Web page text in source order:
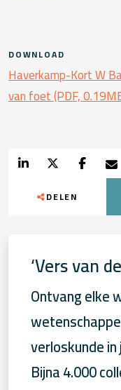
DOWNLOAD
Haverkamp-Kort W
van foet (PDF,
DELEN
‘Vers van
Ontvang elke
verloskunde
Bijna 4.000